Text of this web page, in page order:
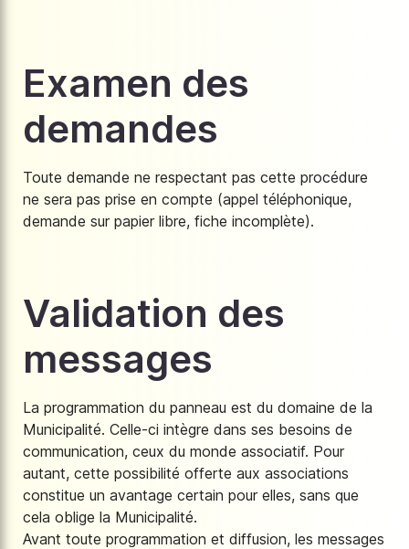
Examen des
demandes
Toute demande ne respectant pas cette procédure
ne sera pas prise en compte (appel téléphonique,
demande sur papier libre, fiche incomplète).
Validation des
messages
La programmation du panneau est du domaine de la
Municipalité. Celle-ci intègre dans ses besoins de
communication, ceux du monde associatif. Pour
autant, cette possibilité offerte aux associations
constitue un avantage certain pour elles, sans que
cela oblige la Municipalité.
Avant toute programmation et diffusion, les messages